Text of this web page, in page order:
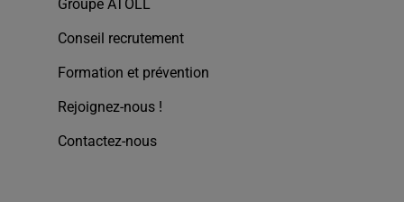
Groupe ATOLL
Conseil recrutement
Formation et prévention
Rejoignez-nous !
Contactez-nous